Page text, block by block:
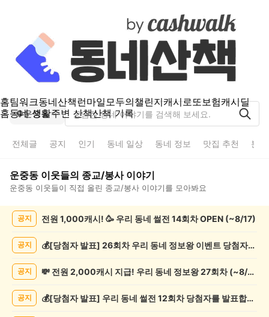
홈팀워크동네산책런마일모두의챌린지캐시로또보험캐시딜
홈동네 생활주변 산책산책 기록
운중동
전체글 공지 인기 동네 일상 동네 정보 맛집 추천 분
운중동 이웃들의 종교/봉사이야기
운중동 이웃들이 직접 올린 종교/봉사 이야기를 모아봐요
공지 전원 1,000캐시! 🥳 우리 동네 썰전 14회차 OPEN (~8/17)
공지 💰[당첨자 발표] 26회차 우리 동네 정보왕 이벤트 당첨자를 발표합니다!
공지 💸 전원 2,000캐시 지급! 우리 동네 정보왕 27회차 (~8/10)
공지 💰[당첨자 발표] 우리 동네 썰전 12회차 당첨자를 발표합니다!